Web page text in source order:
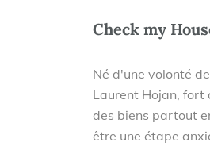
Check my
Né d'une volonté
Laurent Hojan, fort
des biens partout
être une étape